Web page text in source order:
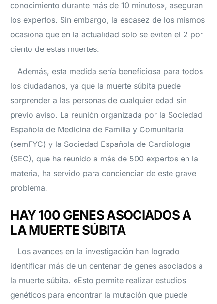
conocimiento durante más de 10 minutos», aseguran
los expertos. Sin embargo, la escasez de los mismos
ocasiona que en la actualidad solo se eviten el 2 por
ciento de estas muertes.
Además, esta medida sería beneficiosa para todos
los ciudadanos, ya que la muerte súbita puede
sorprender a las personas de cualquier edad sin
previo aviso. La reunión organizada por la Sociedad
Española de Medicina de Familia y Comunitaria
(semFYC) y la Sociedad Española de Cardiología
(SEC), que ha reunido a más de 500 expertos en la
materia, ha servido para concienciar de este grave
problema.
HAY 100 GENES ASOCIADOS A
LA MUERTE SÚBITA
Los avances en la investigación han logrado
identificar más de un centenar de genes asociados a
la muerte súbita. «Esto permite realizar estudios
genéticos para encontrar la mutación que puede